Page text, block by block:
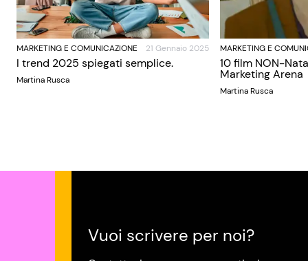
MARKETING E COMUNICAZIONE 21 Gennaio 2025
I trend 2025 spiegati semplice.
Martina Rusca
MARKETING E
10 film NON-
Marketing Arena
Martina Rusca
Vuoi scrivere per noi?